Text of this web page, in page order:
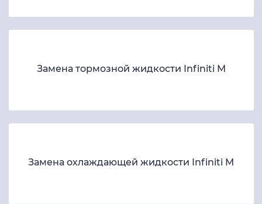
Замена тормозной жидкости Infiniti M
Замена охлаждающей жидкости Infiniti M